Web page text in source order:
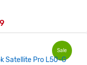
Sale
Satellite Pro L50-G